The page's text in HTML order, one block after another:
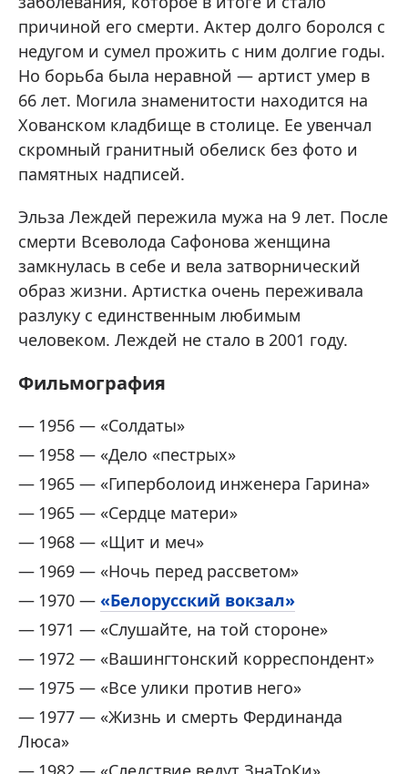
причиной его смерти. Актер долго боролся с
недугом и сумел прожить с ним долгие годы.
Но борьба была неравной — артист умер в
66 лет. Могила знаменитости находится на
Хованском кладбище в столице. Ее увенчал
скромный гранитный обелиск без фото и
памятных надписей.
Эльза Леждей пережила мужа на 9 лет. После
смерти Всеволода Сафонова женщина
замкнулась в себе и вела затворнический
образ жизни. Артистка очень переживала
разлуку с единственным любимым
человеком. Леждей не стало в 2001 году.
Фильмография
1956 — «Солдаты»
1958 — «Дело «пестрых»
1965 — «Гиперболоид инженера Гарина»
1965 — «Сердце матери»
1968 — «Щит и меч»
1969 — «Ночь перед рассветом»
1970 — «Белорусский вокзал»
1971 — «Слушайте, на той стороне»
1972 — «Вашингтонский корреспондент»
1975 — «Все улики против него»
1977 — «Жизнь и смерть Фердинанда
Люса»